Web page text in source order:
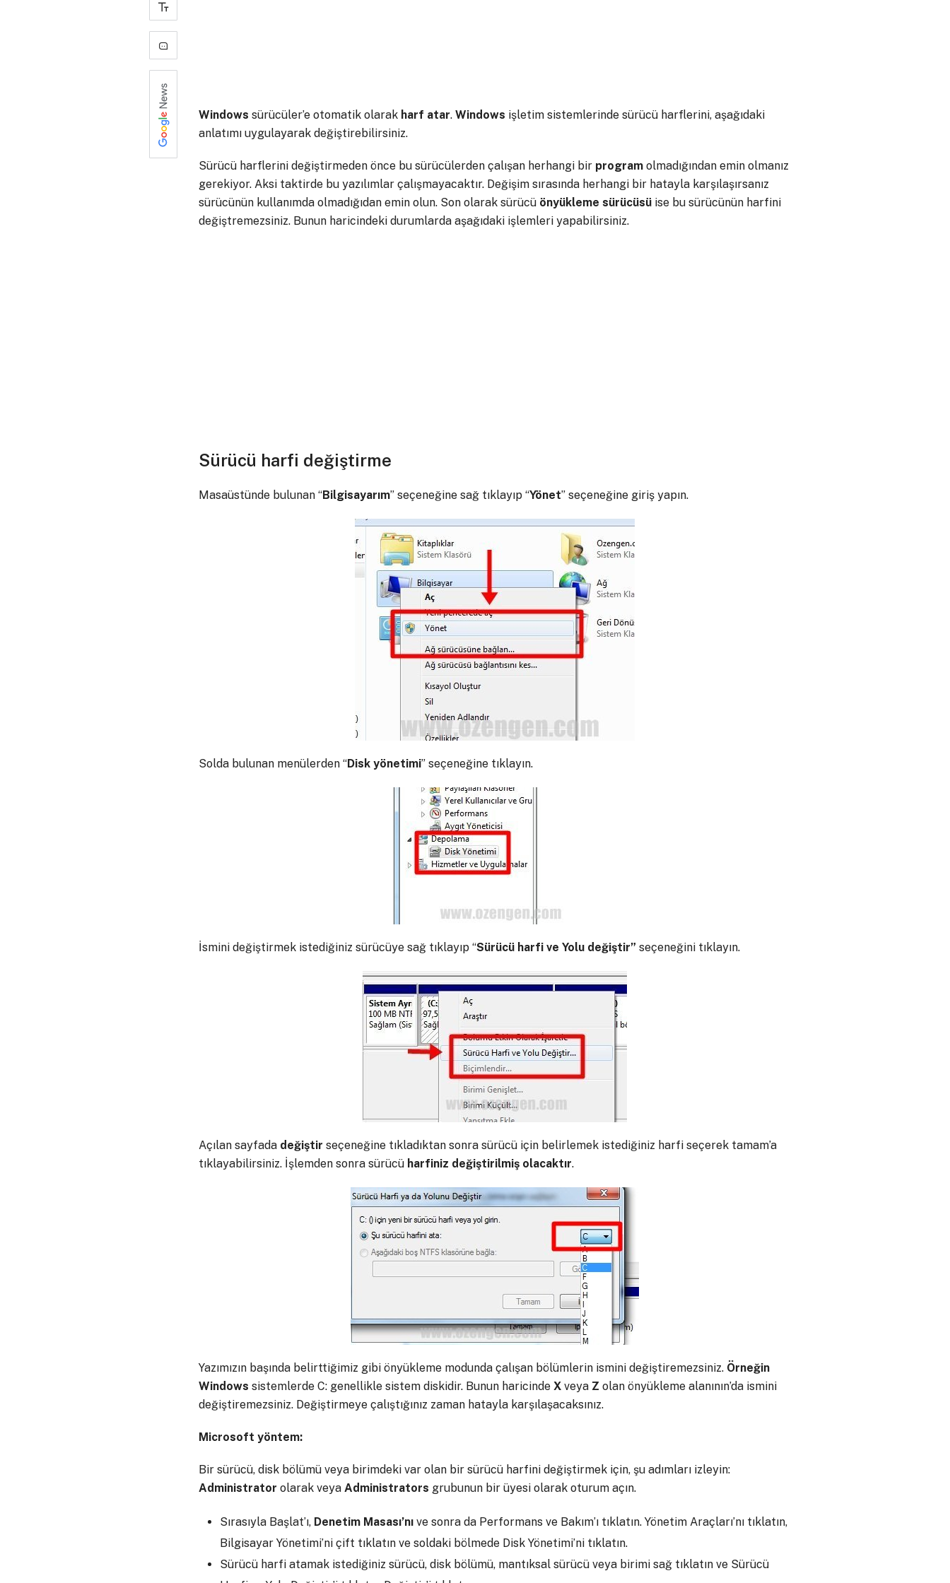
-
0
Windows sürücüler’e otomatik olarak harf atar. Windows işletim sistemlerinde sürücü harflerini, aşağıdaki
anlatımı uygulayarak değiştirebilirsiniz.
Sürücü harflerini değiştirmeden önce bu sürücülerden çalışan herhangi bir programolmadığından emin olmanız
gerekiyor. Aksi taktirde bu yazılımlar çalışmayacaktır. Değişim sırasında herhangi bir hatayla karşılaşırsanız
sürücünün kullanımda olmadığıdan emin olun. Son olarak sürücü önyükleme sürücüsüise bu sürücünün harfini
değiştremezsiniz. Bunun haricindeki durumlarda aşağıdaki işlemleri yapabilirsiniz.
Sürücü harfi değiştirme
Masaüstünde bulunan “Bilgisayarım” seçeneğine sağ tıklayıp “Yönet” seçeneğine giriş yapın.
Solda bulunan menülerden “Disk yönetimi” seçeneğine tıklayın.
İsmini değiştirmek istediğiniz sürücüye sağ tıklayıp “Sürücü harfi ve Yolu değiştir” seçeneğini tıklayın.
Açılan sayfada değiştir seçeneğine tıkladıktan sonra sürücü için belirlemek istediğiniz harfi seçerek tamam’a
tıklayabilirsiniz. İşlemden sonra sürücü harfiniz değiştirilmiş olacaktır.
Yazımızın başında belirttiğimiz gibi önyükleme modunda çalışan bölümlerin ismini değiştiremezsiniz. Örneğin
Windows sistemlerde C: genellikle sistem diskidir. Bunun haricinde Xveya Z olan önyükleme alanının’da ismini
değiştiremezsiniz. Değiştirmeye çalıştığınız zaman hatayla karşılaşacaksınız.
Microsoft yöntem:
Bir sürücü, disk bölümü veya birimdeki var olan bir sürücü harfini değiştirmek için, şu adımları izleyin:
Administrator olarak veya Administrators grubunun bir üyesi olarak oturum açın.
Sırasıyla Başlat’ı, Denetim Masası’nıve sonra da Performans ve Bakım’ı tıklatın. Yönetim Araçları’nı tıklatın,
Bilgisayar Yönetimi’ni çift tıklatın ve soldaki bölmede Disk Yönetimi’ni tıklatın.
Sürücü harfi atamak istediğiniz sürücü, disk bölümü, mantıksal sürücü veya birimi sağ tıklatın ve Sürücü